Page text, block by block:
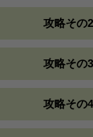
攻略その2
攻略その3
攻略その4